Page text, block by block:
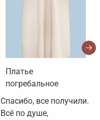
Платье
погребальное
Спасибо, все получили.
Всё по душе,